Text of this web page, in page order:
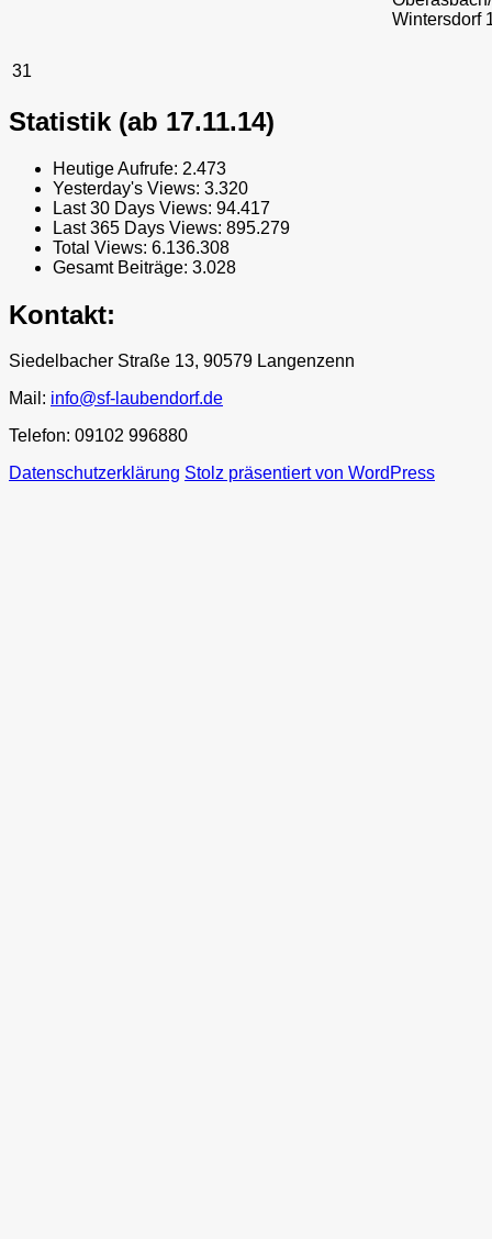
Wintersdorf
31
Statistik (ab 17.11.14)
Heutige Aufrufe: 2.473
Yesterday's Views: 3.320
Last 30 Days Views: 94.417
Last 365 Days Views: 895.279
Total Views: 6.136.308
Gesamt Beiträge: 3.028
Kontakt:
Siedelbacher Straße 13, 90579 Langenzenn
Mail: info@sf-laubendorf.de
Telefon: 09102 996880
Datenschutzerklärung Stolz präsentiert von WordPress